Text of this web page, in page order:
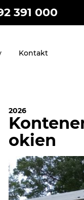
391 000
Kontakt
2026
okien